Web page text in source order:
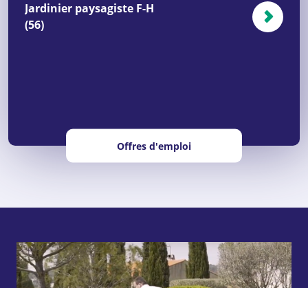
Jardinier paysagiste F-H
(56)
Offres d'emploi